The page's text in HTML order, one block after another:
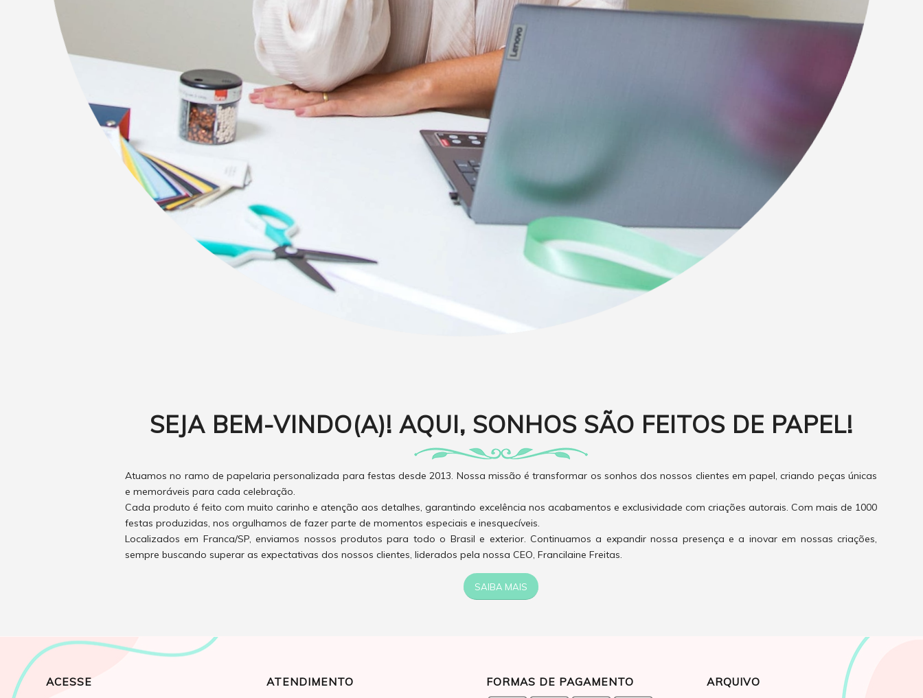
SEJA BEM-VINDO(A)! AQUI, SONHOS SÃO FEITOS DE PAPEL!
Atuamos no ramo de papelaria personalizada para festas desde 2013. Nossa missão é transformar os sonhos dos nossos clientes em papel, criando peças únicas
e memoráveis para cada celebração.
Cada produto é feito com muito carinho e atenção aos detalhes, garantindo excelência nos acabamentos e exclusividade com criações autorais. Com mais de 1000
festas produzidas, nos orgulhamos de fazer parte de momentos especiais e inesquecíveis.
Localizados em Franca/SP, enviamos nossos produtos para todo o Brasil e exterior. Continuamos a expandir nossa presença e a inovar em nossas criações,
sempre buscando superar as expectativas dos nossos clientes, liderados pela nossa CEO, Francilaine Freitas.
SAIBA MAIS
ACESSE ATENDIMENTO FORMAS DE PAGAMENTO ARQUIVO